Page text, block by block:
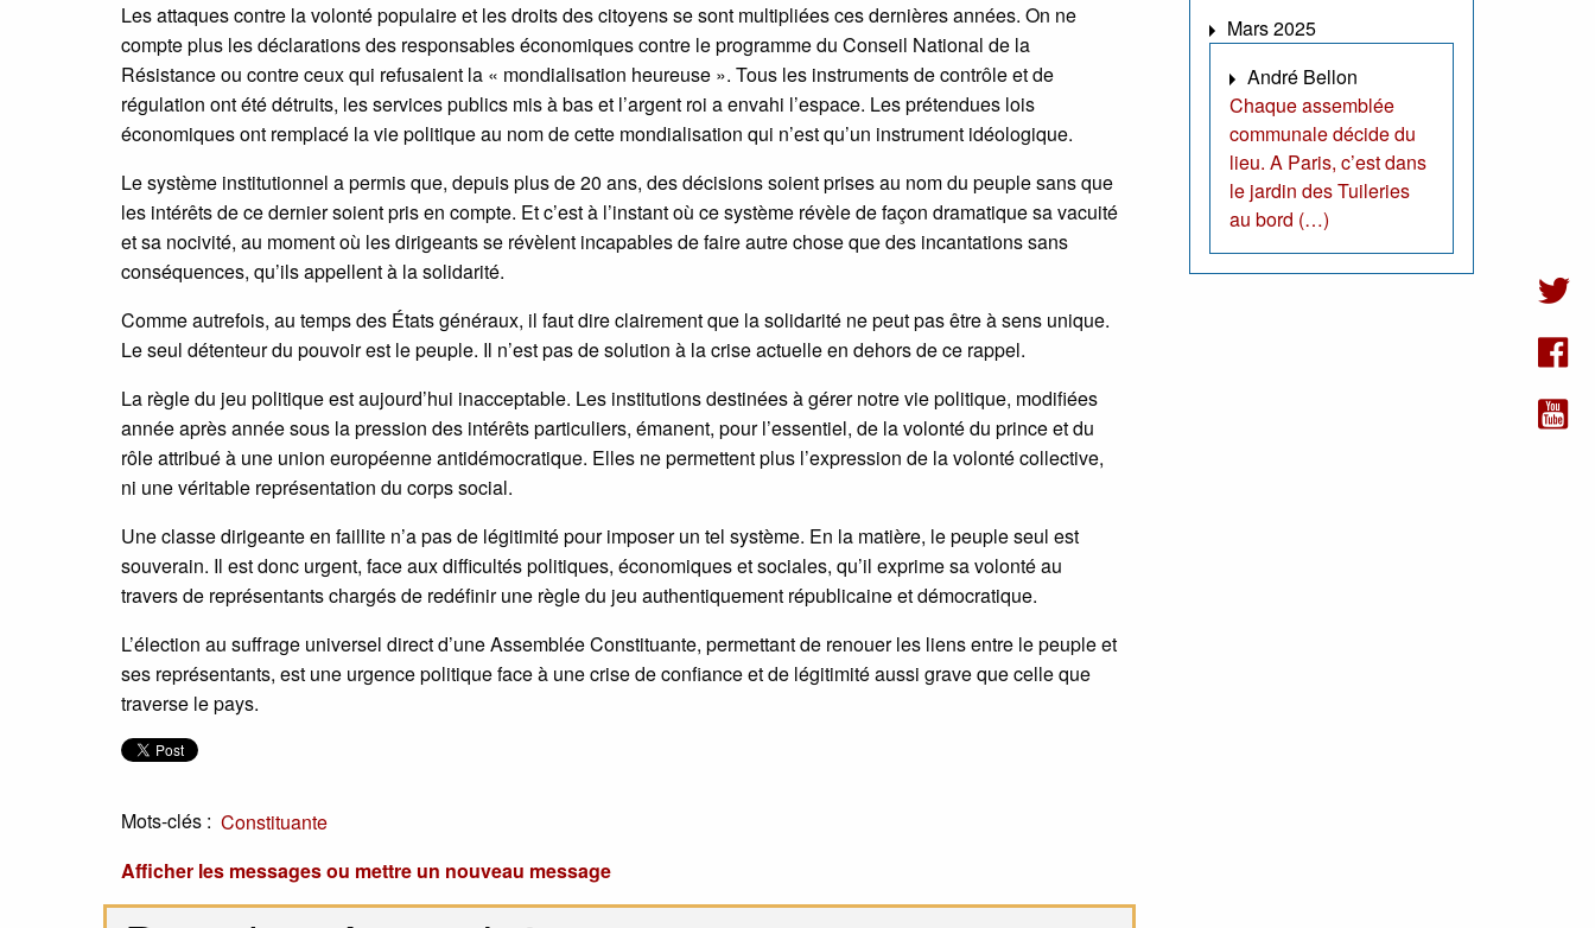
Les attaques contre la volonté populaire et les droits des citoyens se sont multipliées ces dernières années. On ne
compte plus les déclarations des responsables économiques contre le programme du Conseil National de la
Résistance ou contre ceux qui refusaient la « mondialisation heureuse ». Tous les instruments de contrôle et de
régulation ont été détruits, les services publics mis à bas et l’argent roi a envahi l’espace. Les prétendues lois
économiques ont remplacé la vie politique au nom de cette mondialisation qui n’est qu’un instrument idéologique.
Le système institutionnel a permis que, depuis plus de 20 ans, des décisions soient prises au nom du peuple sans que
les intérêts de ce dernier soient pris en compte. Et c’est à l’instant où ce système révèle de façon dramatique sa vacuité
et sa nocivité, au moment où les dirigeants se révèlent incapables de faire autre chose que des incantations sans
conséquences, qu’ils appellent à la solidarité.
Comme autrefois, au temps des États généraux, il faut dire clairement que la solidarité ne peut pas être à sens unique.
Le seul détenteur du pouvoir est le peuple. Il n’est pas de solution à la crise actuelle en dehors de ce rappel.
La règle du jeu politique est aujourd’hui inacceptable. Les institutions destinées à gérer notre vie politique, modifiées
année après année sous la pression des intérêts particuliers, émanent, pour l’essentiel, de la volonté du prince et du
rôle attribué à une union européenne antidémocratique. Elles ne permettent plus l’expression de la volonté collective,
ni une véritable représentation du corps social.
Une classe dirigeante en faillite n’a pas de légitimité pour imposer un tel système. En la matière, le peuple seul est
souverain. Il est donc urgent, face aux difficultés politiques, économiques et sociales, qu’il exprime sa volonté au
travers de représentants chargés de redéfinir une règle du jeu authentiquement républicaine et démocratique.
L’élection au suffrage universel direct d’une Assemblée Constituante, permettant de renouer les liens entre le peuple et
ses représentants, est une urgence politique face à une crise de confiance et de légitimité aussi grave que celle que
traverse le pays.
Mots-clés : Constituante
Afficher les messages ou mettre un nouveau message
Mars 2025
André Bellon
Chaque assemblée
communale décide du
lieu. A Paris, c’est dans
le jardin des Tuileries
au bord (…)